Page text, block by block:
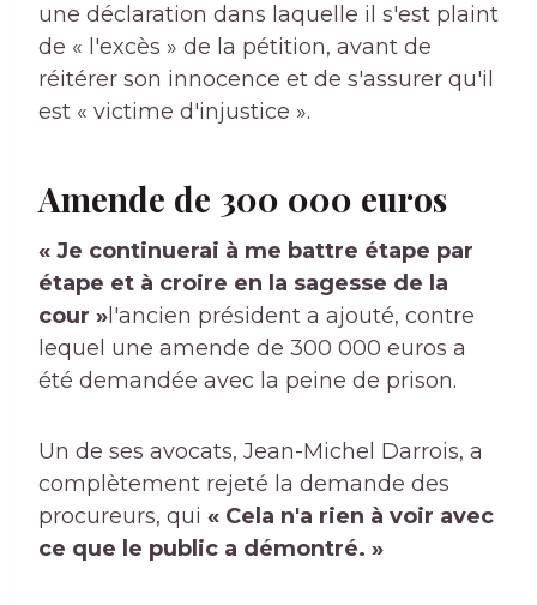
une déclaration dans laquelle il s'est plaint
de « l'excès » de la pétition, avant de
réitérer son innocence et de s'assurer qu'il
est « victime d'injustice ».
Amende de 300 000 euros
« Je continuerai à me battre étape par
étape et à croire en la sagesse de la
cour »l'ancien président a ajouté, contre
lequel une amende de 300 000 euros a
été demandée avec la peine de prison.
Un de ses avocats, Jean-Michel Darrois, a
complètement rejeté la demande des
procureurs, qui « Cela n'a rien à voir avec
ce que le public a démontré. »